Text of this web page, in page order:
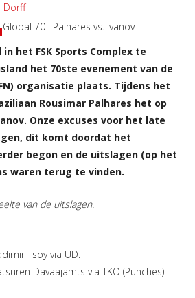
Dorff
het FSK Sports Complex te
het 70ste evenement van de
organisatie plaats. Tijdens het
Rousimar Palhares het op
Onze excuses voor het late
dit komt doordat het
begon en de uitslagen (op het
waren terug te vinden.
van de uitslagen.
Tsoy via UD.
Davaajamts via TKO (Punches) –